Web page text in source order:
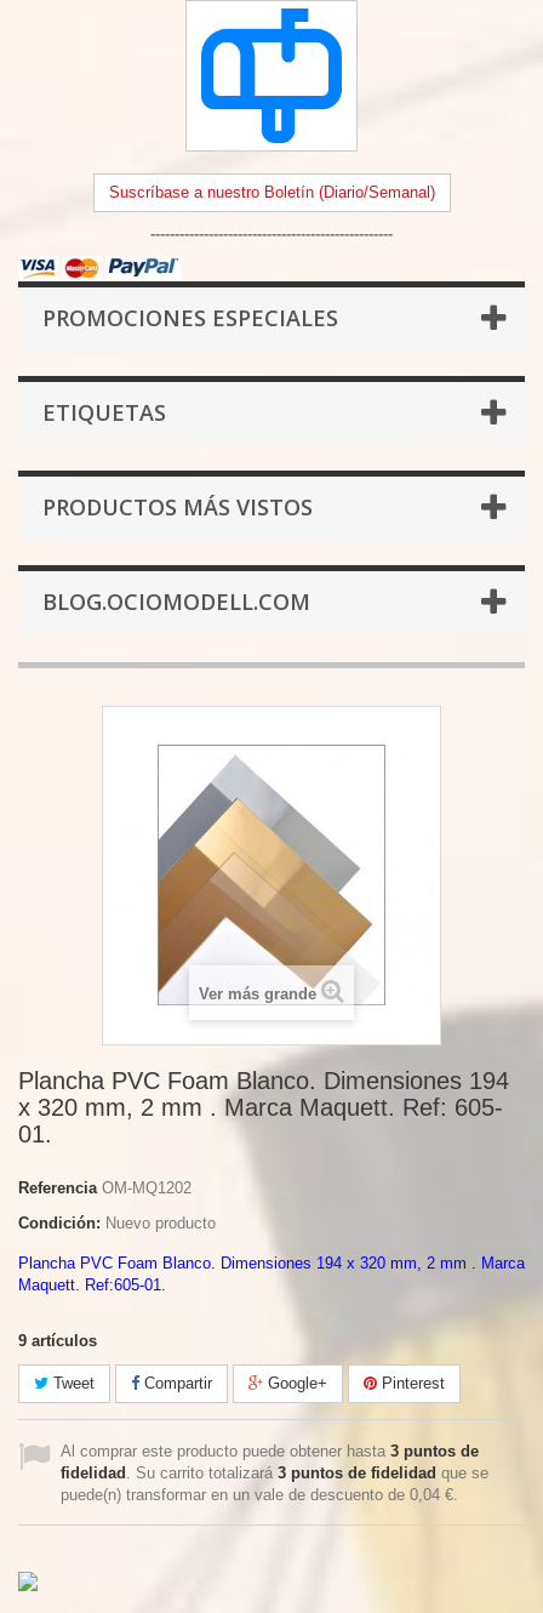
Suscríbase a nuestro Boletín (Diario/Semanal)
--------------------------------------------------
PROMOCIONES ESPECIALES
ETIQUETAS
PRODUCTOS MÁS VISTOS
BLOG.OCIOMODELL.COM
Ver más grande
Plancha PVC Foam Blanco. Dimensiones 194
x 320 mm, 2 mm . Marca Maquett. Ref: 605-
01.
Referencia OM-MQ1202
Condición: Nuevo producto
Plancha PVC Foam Blanco. Dimensiones 194 x 320 mm, 2 mm . Marca
Maquett. Ref:605-01.
9 artículos
Tweet Compartir Google+ Pinterest
Al comprar este producto puede obtener hasta 3 puntos de
fidelidad . Su carrito totalizará 3 puntos de fidelidad que se
puede(n) transformar en un vale de descuento de 0,04 €.